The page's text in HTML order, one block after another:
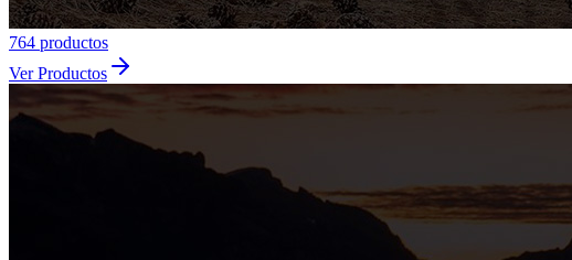
764 productos
Ver Productos